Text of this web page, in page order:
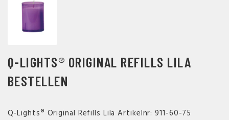
Q-LIGHTS® ORIGINAL REFILLS LILA
BESTELLEN
Q-Lights® Original Refills Lila Artikelnr: 911-60-75